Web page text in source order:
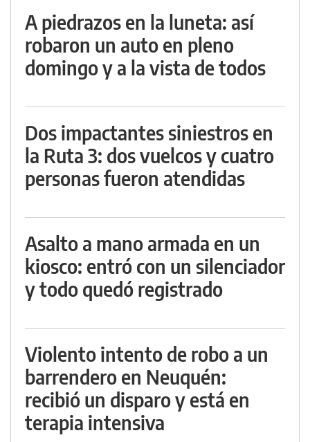
A piedrazos en la luneta: así
robaron un auto en pleno
domingo y a la vista de todos
Dos impactantes siniestros en
la Ruta 3: dos vuelcos y cuatro
personas fueron atendidas
Asalto a mano armada en un
kiosco: entró con un silenciador
y todo quedó registrado
Violento intento de robo a un
barrendero en Neuquén:
recibió un disparo y está en
terapia intensiva